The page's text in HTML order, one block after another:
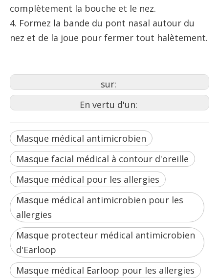
complètement la bouche et le nez.
4. Formez la bande du pont nasal autour du
nez et de la joue pour fermer tout halètement.
sur:
En vertu d'un:
Masque médical antimicrobien
Masque facial médical à contour d'oreille
Masque médical pour les allergies
Masque médical antimicrobien pour les
allergies
Masque protecteur médical antimicrobien
d'Earloop
Masque médical Earloop pour les allergies